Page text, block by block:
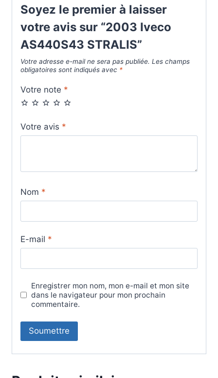
Soyez le premier à laisser
votre avis sur “2003 Iveco
AS440S43 STRALIS”
Votre adresse e-mail ne sera pas publiée. Les champs
obligatoires sont indiqués avec *
Votre note *
Votre avis *
Nom *
E-mail *
Enregistrer mon nom, mon e-mail et mon site
dans le navigateur pour mon prochain
commentaire.